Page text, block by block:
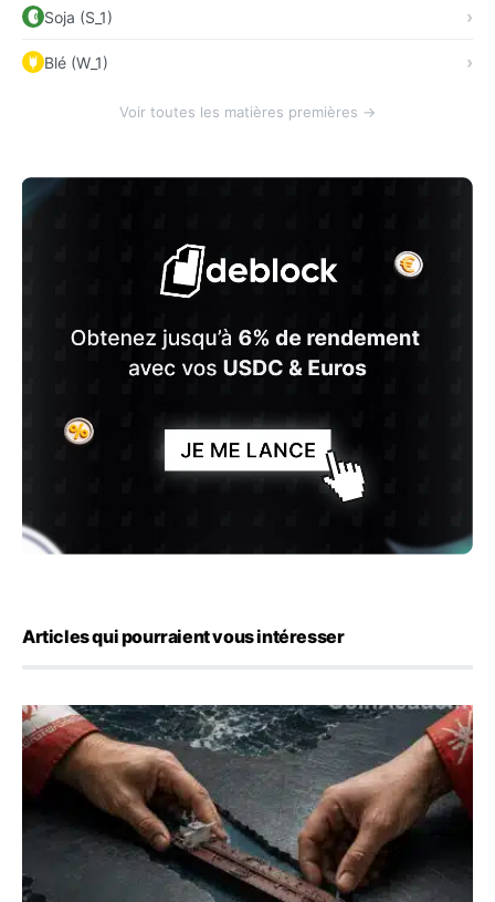
Soja (S_1)
Blé (W_1)
Voir toutes les matières premières →
Articles qui pourraient vous intéresser
Ormuz : l’Iran annonce un accord avec Oman sur une